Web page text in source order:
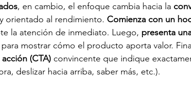
, en cambio, el enfoque cambia hacia la
orientado al rendimiento. Comienza con un
la atención de inmediato. Luego, presenta
para mostrar cómo el producto aporta valor.
(CTA) convincente que indique
deslizar hacia arriba, saber más, etc.).